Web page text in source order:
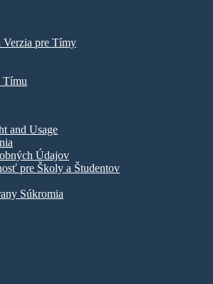
Verzia pre Tímy
Tímu
and Usage
Údajov
pre Školy a Študentov
Súkromia